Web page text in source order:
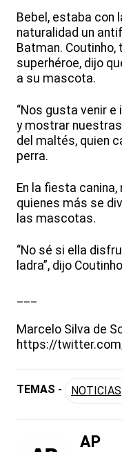
Bebel, estaba con
naturalidad un
Batman.
superhéroe, dijo
a su mascota.
“Nos gusta venir
y mostrar
del maltés, quien
perra.
En la fiesta
quienes más se
las mascotas.
“No sé si ella
ladra”, dijo
___
Marcelo Silva de
https://
TEMAS - NOTICIAS
AP